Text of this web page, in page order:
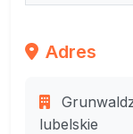
Adres
lubelskie